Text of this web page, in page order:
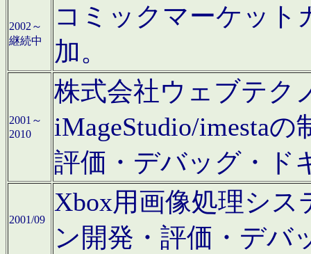
2002～
継続中
コミックマーケット
加。
2001～
2010
株式会社ウェブテク
iMageStudio/imesta
評価・デバッグ・ド
2001/09
Xbox用画像処理シ
ン開発・評価・デバ